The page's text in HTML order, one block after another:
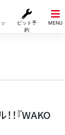
ピット予
約
MENU
！『WAKO